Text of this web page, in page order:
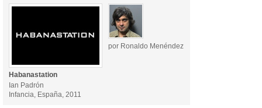
por Ronaldo Menéndez
Habanastation
Ian Padrón
Infancia, España, 2011